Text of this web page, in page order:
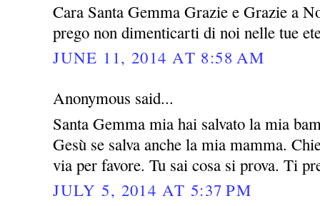
Cara Santa Gemma Grazie e Grazie a
prego non dimenticarti di noi nelle tue
JUNE 11, 2014 AT 8:58 AM
Anonymous said...
Santa Gemma mia hai salvato la mia
Gesù se salva anche la mia mamma.
via per favore. Tu sai cosa si prova. Ti
JULY 5, 2014 AT 5:37 PM